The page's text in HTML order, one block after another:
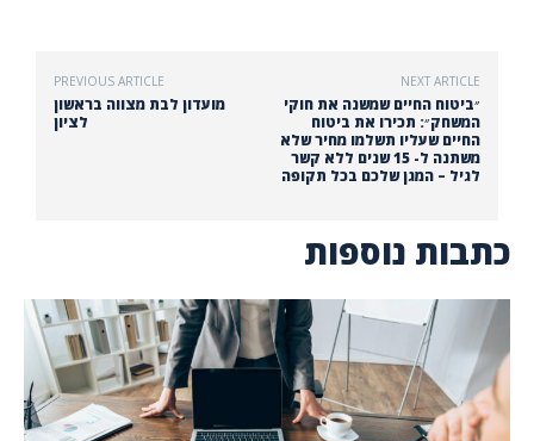
PREVIOUS ARTICLE
מועדון לבת מצווה בראשון
לציון
NEXT ARTICLE
״ביטוח החיים שמשנה את חוקי
המשחק״: תכירו את ביטוח
החיים שעליו תשלמו מחיר שלא
משתנה ל- 15 שנים ללא קשר
לגיל – המגן שלכם בכל תקופה
כתבות נוספות